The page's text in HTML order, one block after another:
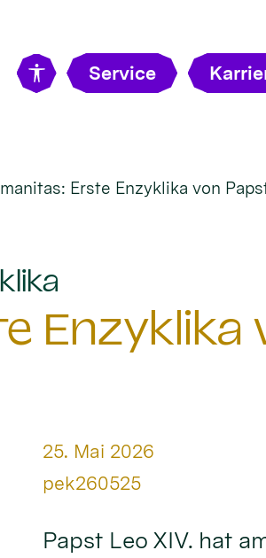
Service
Erste Enzyklika von
Enzyklika
Datum:
25. Mai 2026
Von:
pek260525
Papst Leo XIV. hat